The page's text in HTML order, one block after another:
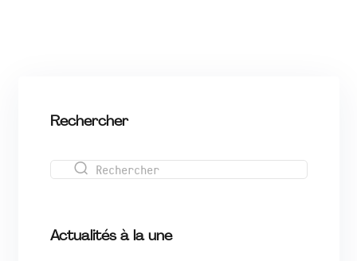
Rechercher
Actualités à la une